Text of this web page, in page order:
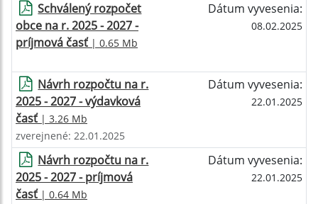
Schválený rozpočet
obce na r. 2025 - 2027 -
príjmová časť| 0.65 Mb
Dátum vyvesenia:
08.02.2025
Návrh rozpočtu na r.
2025 - 2027 - výdavková
časť| 3.26 Mb
Dátum vyvesenia:
22.01.2025
zverejnené: 22.01.2025
Návrh rozpočtu na r.
2025 - 2027 - príjmová
časť| 0.64 Mb
Dátum vyvesenia:
22.01.2025